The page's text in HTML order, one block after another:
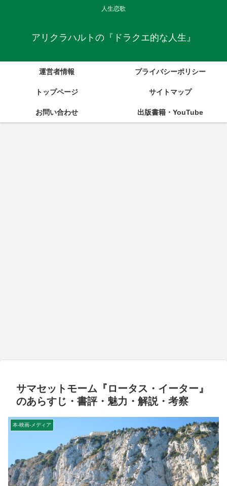
人生恋歌
アリクラハルトの『ドラクエ的な人生』
運営者情報 プライバシーポリシー
トップページ サイトマップ
お問い合わせ 出版書籍・YouTube
サマセットモーム『ロータス・イーター』
のあらすじ・書評・魅力・解説・考察
本-映画-メディア